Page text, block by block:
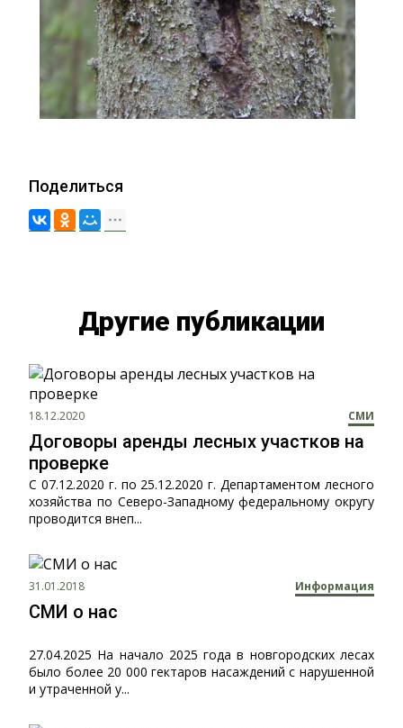
Поделиться
Другие публикации
18.12.2020 СМИ
Договоры аренды лесных участков на
проверке
С 07.12.2020 г. по 25.12.2020 г. Департаментом лесного
хозяйства по Северо-Западному федеральному округу
проводится внеп...
31.01.2018 Информация
СМИ о нас
27.04.2025 На начало 2025 года в новгородских лесах
было более 20 000 гектаров насаждений с нарушенной
и утраченной у...